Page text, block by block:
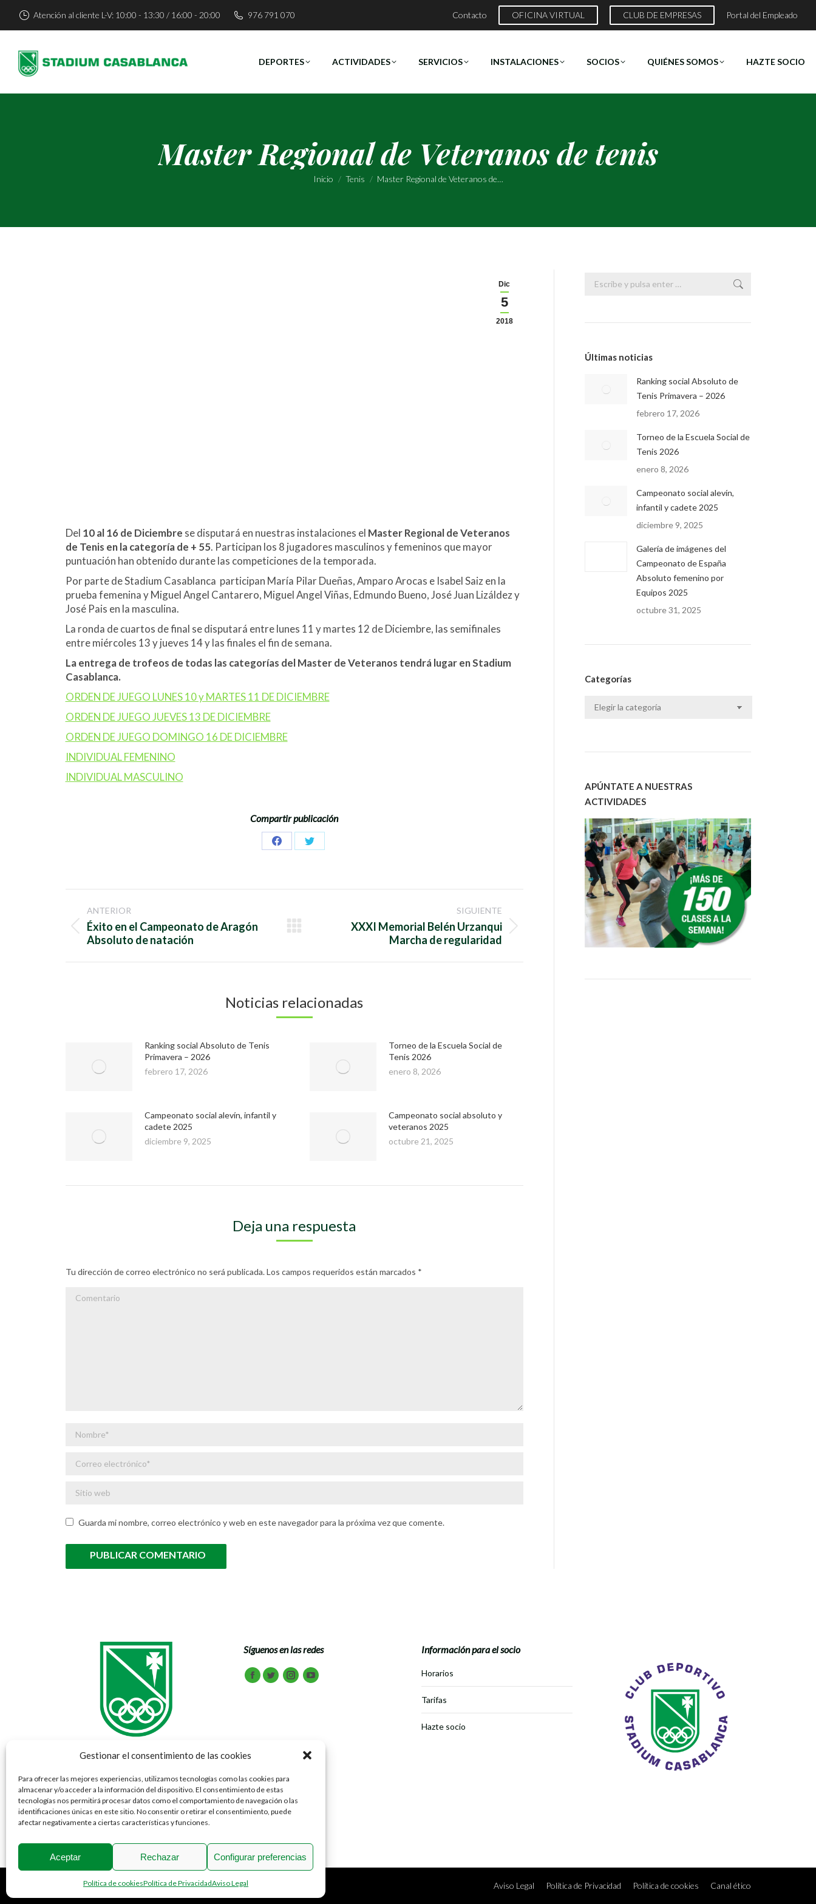
Gestionar el consentimiento de las cookies
Para ofrecer las mejores experiencias, utilizamos tecnologías como las cookies para
almacenar y/o acceder a la información del dispositivo. El consentimiento de estas
tecnologías nos permitirá procesar datos como el comportamiento de navegación o las
identificaciones únicas en este sitio. No consentir o retirar el consentimiento, puede
afectar negativamente a ciertas características y funciones.
Aceptar Rechazar Configurar preferencias
Política de cookiesPolítica de PrivacidadAviso Legal
Atención al cliente L-V: 10:00 - 13:30 / 16:00 - 20:00 976 791 070 Contacto OFICINA VIRTUAL CLUB DE EMPRESAS Portal del Empleado
DEPORTES ACTIVIDADES SERVICIOS INSTALACIONES SOCIOS QUIÉNES SOMOS HAZTE SOCIO
Master Regional de Veteranos de tenis
Estás aquí:
Inicio Tenis Master Regional de Veteranos de…
Dic
5
2018
Del 10 al 16 de Diciembre se disputará en nuestras instalaciones el Master Regional de Veteranos
de Tenis en la categoría de + 55. Participan los 8 jugadores masculinos y femeninos que mayor
puntuación han obtenido durante las competiciones de la temporada.
Por parte de Stadium Casablanca participan María Pilar Dueñas, Amparo Arocas e Isabel Saiz en la
prueba femenina y Miguel Angel Cantarero, Miguel Angel Viñas, Edmundo Bueno, José Juan Lizáldez y
José Pais en la masculina.
La ronda de cuartos de final se disputará entre lunes 11 y martes 12 de Diciembre, las semifinales
entre miércoles 13 y jueves 14 y las finales el fin de semana.
La entrega de trofeos de todas las categorías del Master de Veteranos tendrá lugar en Stadium
Casablanca.
ORDEN DE JUEGO LUNES 10 y MARTES 11 DE DICIEMBRE
ORDEN DE JUEGO JUEVES 13 DE DICIEMBRE
ORDEN DE JUEGO DOMINGO 16 DE DICIEMBRE
INDIVIDUAL FEMENINO
INDIVIDUAL MASCULINO
Compartir publicación
Share
Share
Navegación
entre
publicaciones
ANTERIOR
Publicación
anterior:
Éxito en el Campeonato de Aragón
Absoluto de natación
SIGUIENTE
PublicaciónXXXI Memorial Belén Urzanqui
Marcha de regularidad
Noticias relacionadas
Ranking social Absoluto de Tenis
Primavera – 2026
febrero 17, 2026
Torneo de la Escuela Social de
Tenis 2026
enero 8, 2026
Campeonato social alevín, infantil y
cadete 2025
diciembre 9, 2025
Campeonato social absoluto y
veteranos 2025
octubre 21, 2025
Deja una respuesta
Tu dirección de correo electrónico no será publicada. Los campos requeridos están marcados *
Comentario
Guarda mi nombre, correo electrónico y web en este navegador para la próxima vez que comente.
PUBLICAR COMENTARIO
Buscar:
Últimas noticias
Ranking social Absoluto de
Tenis Primavera – 2026
febrero 17, 2026
Torneo de la Escuela Social de
Tenis 2026
enero 8, 2026
Campeonato social alevín,
infantil y cadete 2025
diciembre 9, 2025
Galería de imágenes del
Campeonato de España
Absoluto femenino por
Equipos 2025
octubre 31, 2025
Categorías
Categorías
APÚNTATE A NUESTRAS
ACTIVIDADES
Vía Ibérica 69 - 77 50012 Zaragoza
Tel: 976 791 070
Fax: 976 307 781
Síguenos en las redes
Encuéntranos en:
Facebook
TwitterInstagramYoutube
Información para el socio
Horarios
Tarifas
Hazte socio
2018 © Stadium Casablanca Aviso Legal Política de Privacidad Política de cookies Canal ético